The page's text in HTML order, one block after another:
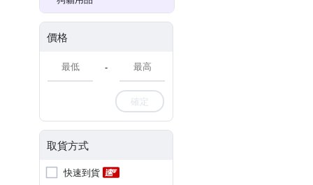
價格
-
確定
取貨方式
快速到貨